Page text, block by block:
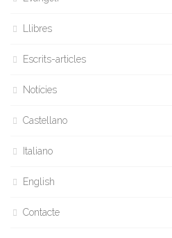
Llibres
Escrits-articles
Notícies
Castellano
Italiano
English
Contacte